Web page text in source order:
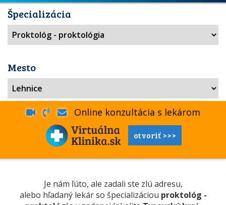
Špecializácia
Mesto
Online konzultácia s lekárom
otvoriť >>>
Je nám ľúto, ale zadali ste zlú adresu,
alebo hľadaný lekár so špecializáciou proktológ -